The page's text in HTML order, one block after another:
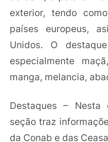
exterior, tendo
países europeus,
Unidos. O
especialmente
manga, melancia,
Destaques –
seção traz
da Conab e das